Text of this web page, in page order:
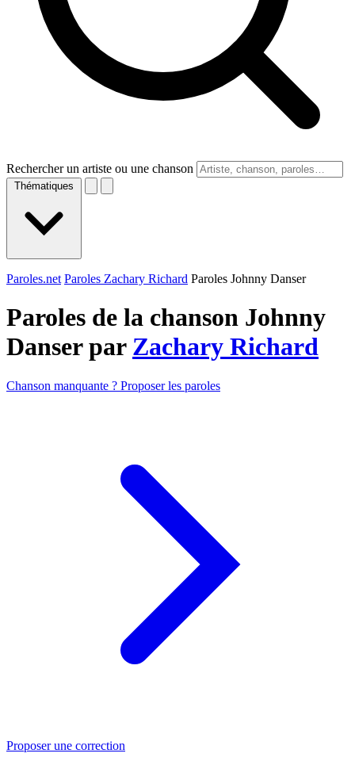
Rechercher un artiste ou une chanson
Thématiques
Paroles.net Paroles Zachary Richard Paroles Johnny Danser
Paroles de la chanson Johnny
Danser par Zachary Richard
Chanson manquante ? Proposer les paroles
Proposer une correction